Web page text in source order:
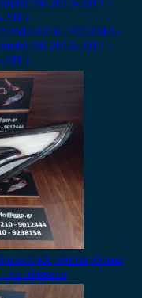
/ 3753MA-
i30 2012-2017 /
εμπρός αριστερό φως
με πλακέτα